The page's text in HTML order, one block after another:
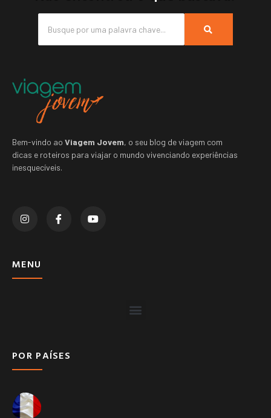
Bem-vindo ao Viagem Jovem, o seu blog de viagem com
dicas e roteiros para viajar o mundo vivenciando experiências
inesquecíveis.
MENU
POR PAÍSES